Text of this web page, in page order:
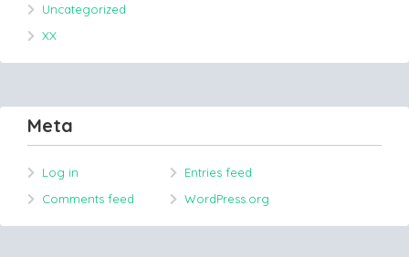
Uncategorized
XX
Meta
Log in
Entries feed
Comments feed
WordPress.org